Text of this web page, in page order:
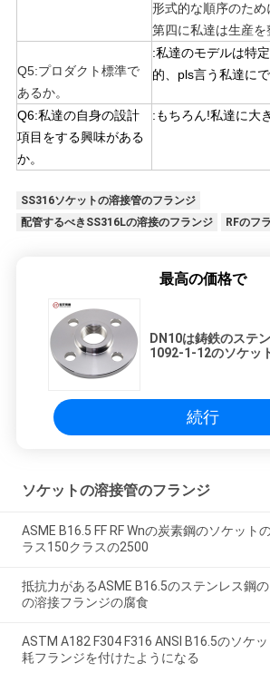
形式的な順序のため
第四に私達は生産を
Q5:プロダクト標準で
あるか。
:私達のモデルは特
的、pls言う私達にで
Q6:私達の自身の設計
項目をする興味がある
か。
:もちろん!私達に大
SS316ソケットの溶接管のフランジ
配管するべきSS316Lの溶接のフランジ
RFのフ
最高の価格で
DN10は鋳鉄のステ
1092-1-12のソケッ
続行
ソケットの溶接管のフランジ
ASME B16.5 FF RF Wnの炭素鋼のソケット
ラス150クラスの2500
抵抗力があるASME B16.5のステンレス鋼
の溶接フランジの腐食
ASTM A182 F304 F316 ANSI B16.5のソケ
耗フランジを付けたようになる